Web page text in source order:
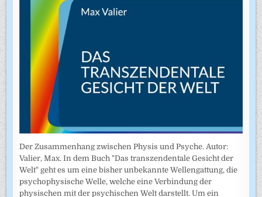
Der Zusammenhang zwischen Physis und Psyche. Autor:
Valier, Max. In dem Buch "Das transzendentale Gesicht der
Welt" geht es um eine bisher unbekannte Wellengattung, die
psychophysische Welle, welche eine Verbindung der
physischen mit der psychischen Welt darstellt. Um ein